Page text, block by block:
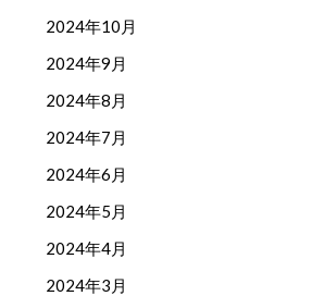
2024年10月
2024年9月
2024年8月
2024年7月
2024年6月
2024年5月
2024年4月
2024年3月